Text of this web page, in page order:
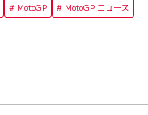
MotoGP
MotoGP ニュース